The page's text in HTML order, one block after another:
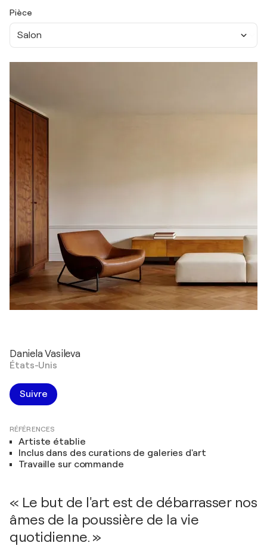
Pièce
Salon
Daniela Vasileva
États-Unis
Suivre
RÉFÉRENCES
Artiste établie
Inclus dans des curations de galeries d'art
Travaille sur commande
« Le but de l'art est de débarrasser nos
âmes de la poussière de la vie
quotidienne. »